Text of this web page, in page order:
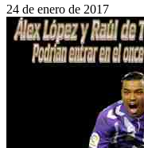
24 de enero de 2017